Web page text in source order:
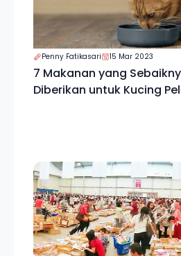
Penny Fatikasari 15 Mar 2023
7 Makanan yang
Diberikan untuk Kucing